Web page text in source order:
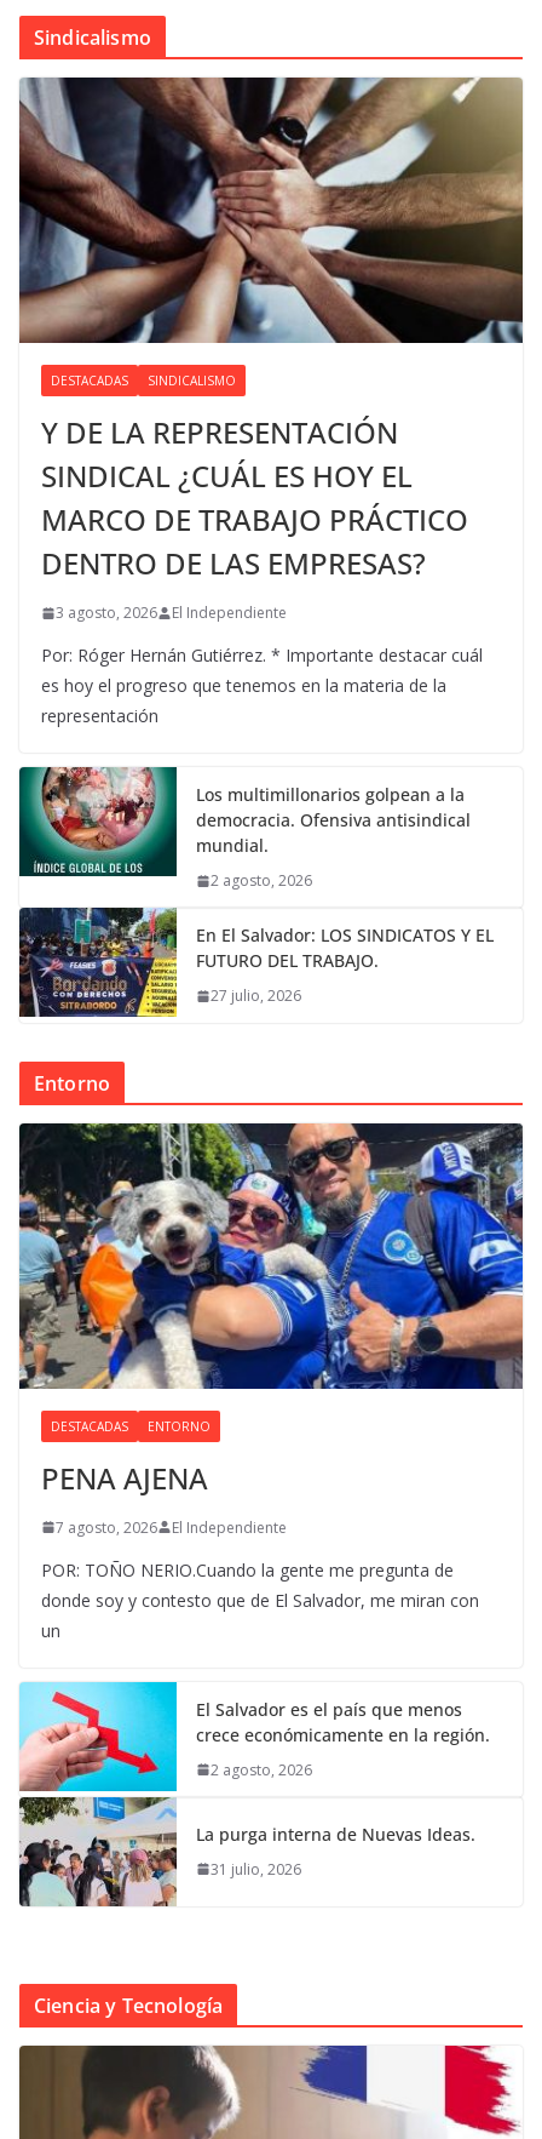
Sindicalismo
DESTACADAS SINDICALISMO
Y DE LA REPRESENTACIÓN
SINDICAL ¿CUÁL ES HOY EL
MARCO DE TRABAJO PRÁCTICO
DENTRO DE LAS EMPRESAS?
3 agosto, 2026 El Independiente
Por: Róger Hernán Gutiérrez. * Importante destacar cuál
es hoy el progreso que tenemos en la materia de la
representación
Los multimillonarios golpean a la
democracia. Ofensiva antisindical
mundial.
2 agosto, 2026
En El Salvador: LOS SINDICATOS Y EL
FUTURO DEL TRABAJO.
27 julio, 2026
Entorno
DESTACADAS ENTORNO
PENA AJENA
7 agosto, 2026 El Independiente
POR: TOÑO NERIO.Cuando la gente me pregunta de
donde soy y contesto que de El Salvador, me miran con
un
El Salvador es el país que menos
crece económicamente en la región.
2 agosto, 2026
La purga interna de Nuevas Ideas.
31 julio, 2026
Ciencia y Tecnología